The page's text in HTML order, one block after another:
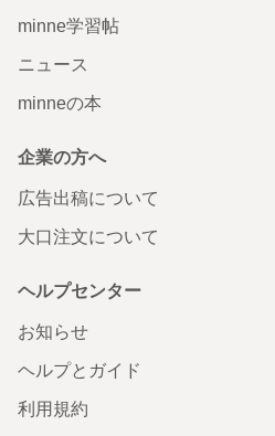
minne学習帖
ニュース
minneの本
企業の方へ
広告出稿について
大口注文について
ヘルプセンター
お知らせ
ヘルプとガイド
利用規約